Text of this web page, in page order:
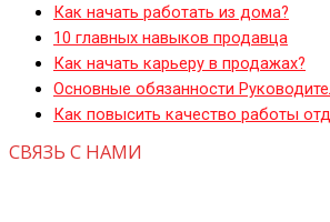
Как начать работать из дома?
10 главных навыков продавца
Как начать карьеру в продажах?
Основные обязанности
Как повысить качество работы
СВЯЗЬ С НАМИ